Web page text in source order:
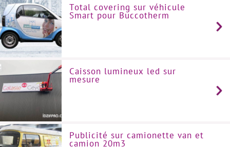
Total covering sur véhicule
Smart pour Buccotherm
Caisson lumineux led sur
mesure
Publicité sur camionette van et
camion 20m3